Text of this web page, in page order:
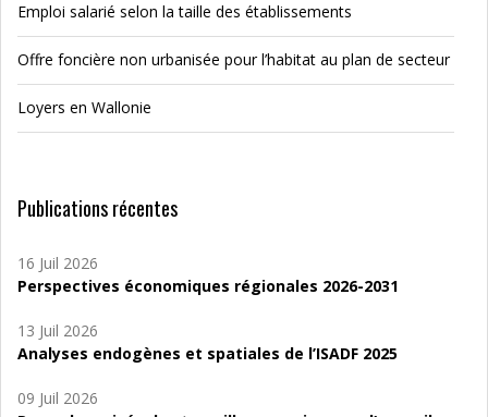
Emploi salarié selon la taille des établissements
Offre foncière non urbanisée pour l’habitat au plan de secteur
Loyers en Wallonie
Publications récentes
16 Juil 2026
Perspectives économiques régionales 2026-2031
13 Juil 2026
Analyses endogènes et spatiales de l’ISADF 2025
09 Juil 2026